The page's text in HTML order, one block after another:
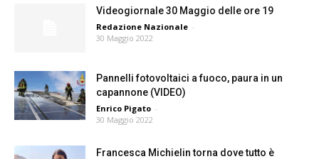
Videogiornale 30 Maggio delle ore 19
Redazione Nazionale -
30 Maggio 2022
Pannelli fotovoltaici a fuoco, paura in un
capannone (VIDEO)
Enrico Pigato -
30 Maggio 2022
Francesca Michielin torna dove tutto è